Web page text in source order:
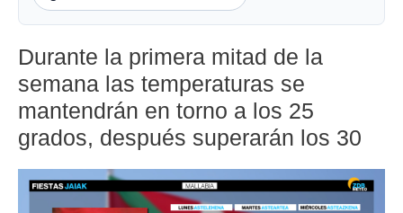
Durante la primera mitad de la
semana las temperaturas se
mantendrán en torno a los 25
grados, después superarán los 30